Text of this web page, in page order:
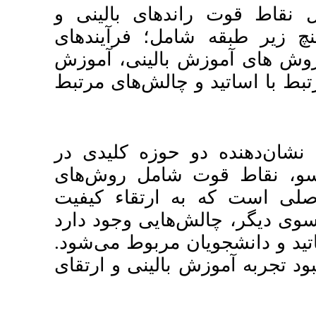
بالینی و
فرآیندهای
آموزش
مرتبط
کلیدی در
روش‌های
کیفیت
وجود دارد
می‌شود.
و ارتقای